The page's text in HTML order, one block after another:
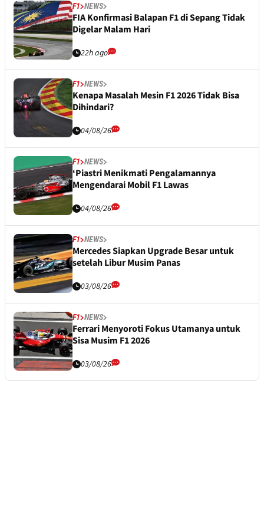
F1 NEWS
FIA Konfirmasi Balapan F1 di Sepang Tidak
Digelar Malam Hari
22h ago
F1 NEWS
Kenapa Masalah Mesin F1 2026 Tidak Bisa
Dihindari?
04/08/26
F1 NEWS
‘Piastri Menikmati Pengalamannya
Mengendarai Mobil F1 Lawas
04/08/26
F1 NEWS
Mercedes Siapkan Upgrade Besar untuk
setelah Libur Musim Panas
03/08/26
F1 NEWS
Ferrari Menyoroti Fokus Utamanya untuk
Sisa Musim F1 2026
03/08/26